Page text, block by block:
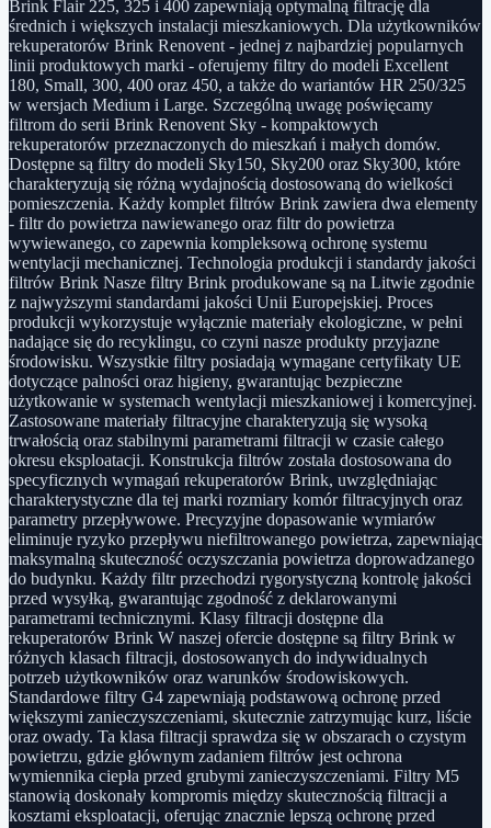
Brink Flair 225, 325 i 400 zapewniają optymalną filtrację dla
średnich i większych instalacji mieszkaniowych. Dla użytkowników
rekuperatorów Brink Renovent - jednej z najbardziej popularnych
linii produktowych marki - oferujemy filtry do modeli Excellent
180, Small, 300, 400 oraz 450, a także do wariantów HR 250/325
w wersjach Medium i Large. Szczególną uwagę poświęcamy
filtrom do serii Brink Renovent Sky - kompaktowych
rekuperatorów przeznaczonych do mieszkań i małych domów.
Dostępne są filtry do modeli Sky150, Sky200 oraz Sky300, które
charakteryzują się różną wydajnością dostosowaną do wielkości
pomieszczenia. Każdy komplet filtrów Brink zawiera dwa elementy
- filtr do powietrza nawiewanego oraz filtr do powietrza
wywiewanego, co zapewnia kompleksową ochronę systemu
wentylacji mechanicznej. Technologia produkcji i standardy jakości
filtrów Brink Nasze filtry Brink produkowane są na Litwie zgodnie
z najwyższymi standardami jakości Unii Europejskiej. Proces
produkcji wykorzystuje wyłącznie materiały ekologiczne, w pełni
nadające się do recyklingu, co czyni nasze produkty przyjazne
środowisku. Wszystkie filtry posiadają wymagane certyfikaty UE
dotyczące palności oraz higieny, gwarantując bezpieczne
użytkowanie w systemach wentylacji mieszkaniowej i komercyjnej.
Zastosowane materiały filtracyjne charakteryzują się wysoką
trwałością oraz stabilnymi parametrami filtracji w czasie całego
okresu eksploatacji. Konstrukcja filtrów została dostosowana do
specyficznych wymagań rekuperatorów Brink, uwzględniając
charakterystyczne dla tej marki rozmiary komór filtracyjnych oraz
parametry przepływowe. Precyzyjne dopasowanie wymiarów
eliminuje ryzyko przepływu niefiltrowanego powietrza, zapewniając
maksymalną skuteczność oczyszczania powietrza doprowadzanego
do budynku. Każdy filtr przechodzi rygorystyczną kontrolę jakości
przed wysyłką, gwarantując zgodność z deklarowanymi
parametrami technicznymi. Klasy filtracji dostępne dla
rekuperatorów Brink W naszej ofercie dostępne są filtry Brink w
różnych klasach filtracji, dostosowanych do indywidualnych
potrzeb użytkowników oraz warunków środowiskowych.
Standardowe filtry G4 zapewniają podstawową ochronę przed
większymi zanieczyszczeniami, skutecznie zatrzymując kurz, liście
oraz owady. Ta klasa filtracji sprawdza się w obszarach o czystym
powietrzu, gdzie głównym zadaniem filtrów jest ochrona
wymiennika ciepła przed grubymi zanieczyszczeniami. Filtry M5
stanowią doskonały kompromis między skutecznością filtracji a
kosztami eksploatacji, oferując znacznie lepszą ochronę przed